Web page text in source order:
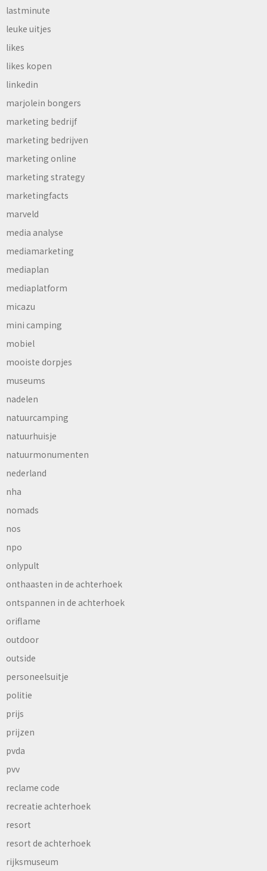
lastminute
leuke uitjes
likes
likes kopen
linkedin
marjolein bongers
marketing bedrijf
marketing bedrijven
marketing online
marketing strategy
marketingfacts
marveld
media analyse
mediamarketing
mediaplan
mediaplatform
micazu
mini camping
mobiel
mooiste dorpjes
museums
nadelen
natuurcamping
natuurhuisje
natuurmonumenten
nederland
nha
nomads
nos
npo
onlypult
onthaasten in de achterhoek
ontspannen in de achterhoek
oriflame
outdoor
outside
personeelsuitje
politie
prijs
prijzen
pvda
pvv
reclame code
recreatie achterhoek
resort
resort de achterhoek
rijksmuseum